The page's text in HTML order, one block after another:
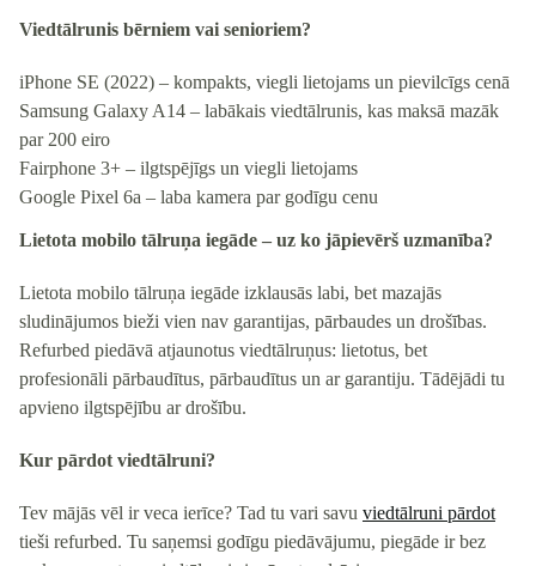
Viedtālrunis bērniem vai senioriem?
iPhone SE (2022) – kompakts, viegli lietojams un pievilcīgs cenā
Samsung Galaxy A14 – labākais viedtālrunis, kas maksā mazāk
par 200 eiro
Fairphone 3+ – ilgtspējīgs un viegli lietojams
Google Pixel 6a – laba kamera par godīgu cenu
Lietota mobilo tālruņa iegāde – uz ko jāpievērš uzmanība?
Lietota mobilo tālruņa iegāde izklausās labi, bet mazajās
sludinājumos bieži vien nav garantijas, pārbaudes un drošības.
Refurbed piedāvā atjaunotus viedtālruņus: lietotus, bet
profesionāli pārbaudītus, pārbaudītus un ar garantiju. Tādējādi tu
apvieno ilgtspējību ar drošību.
Kur pārdot viedtālruni?
Tev mājās vēl ir veca ierīce? Tad tu vari savu viedtālruni pārdot
tieši refurbed. Tu saņemsi godīgu piedāvājumu, piegāde ir bez